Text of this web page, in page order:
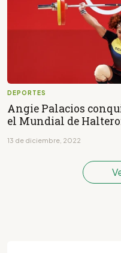
DEPORTES
Angie Palacios
el Mundial de
13 de diciembre, 2022